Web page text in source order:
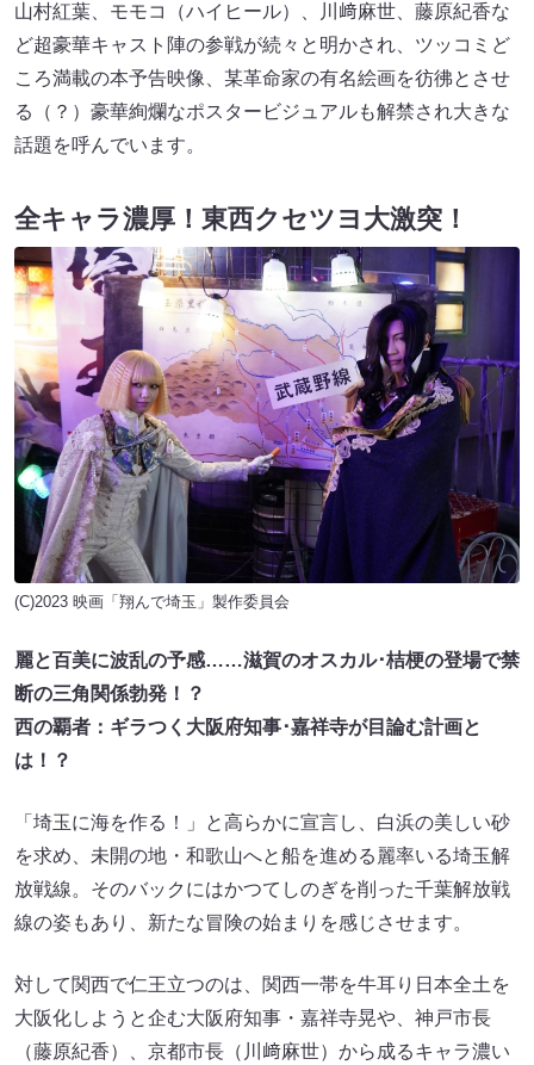
山村紅葉、モモコ（ハイヒール）、川﨑麻世、藤原紀香な
ど超豪華キャスト陣の参戦が続々と明かされ、ツッコミど
ころ満載の本予告映像、某革命家の有名絵画を彷彿とさせ
る（？）豪華絢爛なポスタービジュアルも解禁され大きな
話題を呼んでいます。
全キャラ濃厚！東西クセツヨ大激突！
(C)2023 映画「翔んで埼玉」製作委員会
麗と百美に波乱の予感……滋賀のオスカル･桔梗の登場で禁
断の三角関係勃発！？
西の覇者：ギラつく大阪府知事･嘉祥寺が目論む計画と
は！？
「埼玉に海を作る！」と高らかに宣言し、白浜の美しい砂
を求め、未開の地・和歌山へと船を進める麗率いる埼玉解
放戦線。そのバックにはかつてしのぎを削った千葉解放戦
線の姿もあり、新たな冒険の始まりを感じさせます。
対して関西で仁王立つのは、関西一帯を牛耳り日本全土を
大阪化しようと企む大阪府知事・嘉祥寺晃や、神戸市長
（藤原紀香）、京都市長（川﨑麻世）から成るキャラ濃い